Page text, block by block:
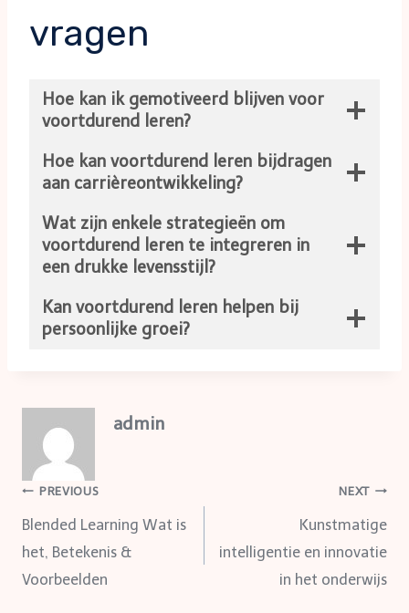
vragen
Hoe kan ik gemotiveerd blijven voor
voortdurend leren?
Hoe kan voortdurend leren bijdragen
aan carrièreontwikkeling?
Wat zijn enkele strategieën om
voortdurend leren te integreren in
een drukke levensstijl?
Kan voortdurend leren helpen bij
persoonlijke groei?
admin
Post
navigation
PREVIOUS
Blended Learning Wat is
het, Betekenis &
Voorbeelden
NEXT
Kunstmatige
intelligentie en innovatie
in het onderwijs